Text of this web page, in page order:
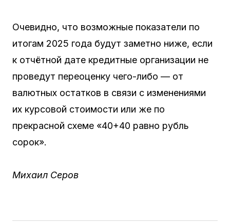
Очевидно, что возможные показатели по
итогам 2025 года будут заметно ниже, если
к отчётной дате кредитные организации не
проведут переоценку чего-либо — от
валютных остатков в связи с изменениями
их курсовой стоимости или же по
прекрасной схеме «40+40 равно рубль
сорок».
Михаил Серов